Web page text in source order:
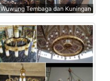
Wuwung Tembaga dan Kuningan